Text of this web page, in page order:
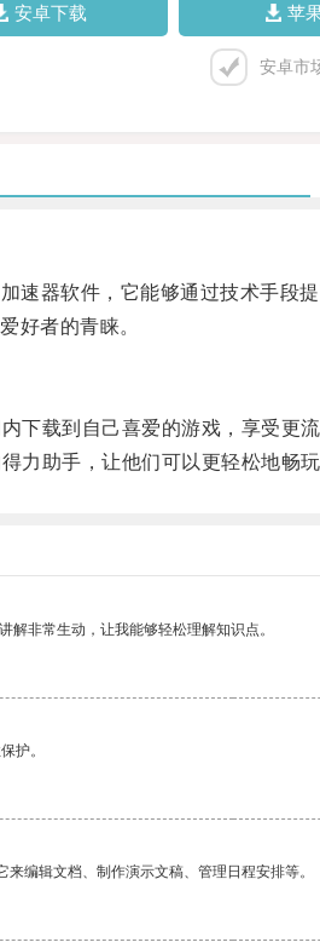
安卓下载 苹
安卓市
器软件，它能够通过技术手段提
好者的青睐。
载到自己喜爱的游戏，享受更流
助手，让他们可以更轻松地畅玩
非常生动，让我能够轻松理解知识点。
护。
编辑文档、制作演示文稿、管理日程安排等。